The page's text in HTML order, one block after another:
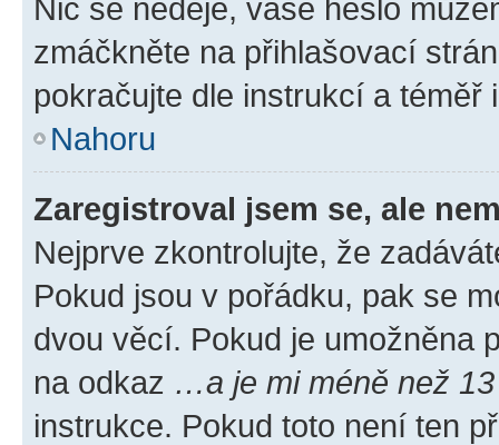
Nic se neděje, vaše heslo
zmáčkněte na přihlašovací
pokračujte dle instrukcí a téměř
Nahoru
Zaregistroval jsem se, ale
Nejprve zkontrolujte, že
Pokud jsou v pořádku, pak se
dvou věcí. Pokud je umožněna
na odkaz …a je mi méně než
instrukce. Pokud toto není ten